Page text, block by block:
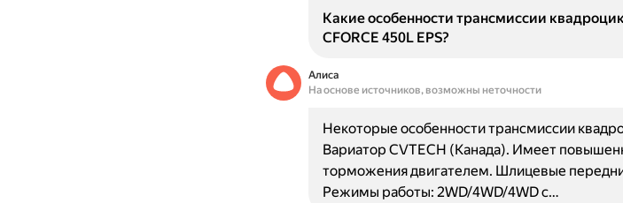
Какие особенности трансмиссии
CFORCE 450L EPS?
Алиса
На основе источников, возможны неточности
Некоторые особенности трансмиссии
Вариатор CVTECH (Канада). Имеет
торможения двигателем. Шлицевые
Режимы работы: 2WD/4WD/4WD с…